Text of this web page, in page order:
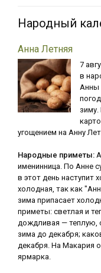
Народный
Анна Летняя
7
в
Анны
угощением на Анну
Народные приметы:
именинница. По Анне
в этот день наступит
холодная, так как
зима припасает
приметы: светлая и
дождливая — теплую,
зима до декабря;
декабря. На Макария
ярмарка.